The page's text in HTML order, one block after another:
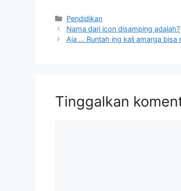
Kategori
Pendidikan
Nama dari icon disamping adalah?
Aja … Runtah ing kali amarga
Tinggalkan